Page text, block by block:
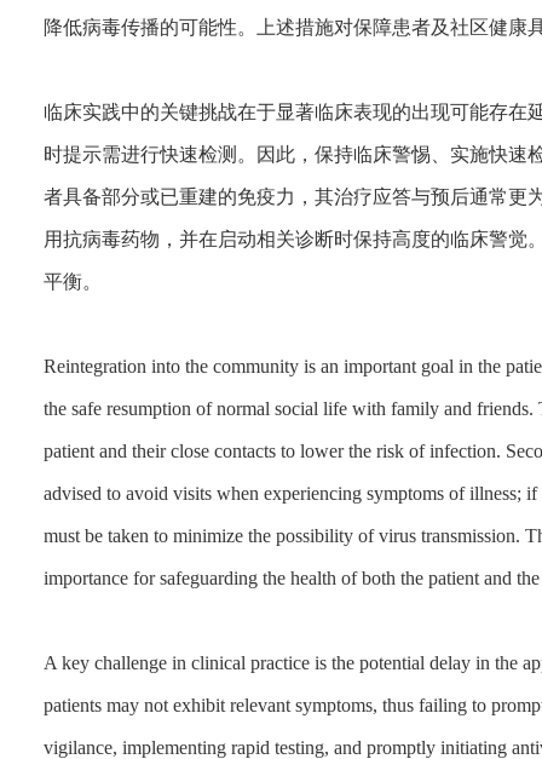
降低病毒传播的可能性。上述措施对保障患者及社区健康
临床实践中的关键挑战在于显著临床表现的出现可能存在
时提示需进行快速检测。因此，保持临床警惕、实施快速
者具备部分或已重建的免疫力，其治疗应答与预后通常更
用抗病毒药物，并在启动相关诊断时保持高度的临床警
平衡。
Reintegration into the community is an important goal in the
the safe resumption of normal social life with family and friends.
patient and their close contacts to lower the risk of infection.
advised to avoid visits when experiencing symptoms of illness;
must be taken to minimize the possibility of virus transmission.
importance for safeguarding the health of both the patient and
A key challenge in clinical practice is the potential delay in the
patients may not exhibit relevant symptoms, thus failing to
vigilance, implementing rapid testing, and promptly initiating